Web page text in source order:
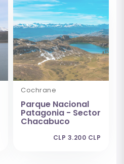
Cochrane
Parque Nacional
Patagonia - Sector
Chacabuco
CLP 3.200 CLP